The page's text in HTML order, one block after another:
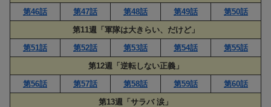
第46話 第47話 第48話 第49話
第50話
第11週「軍隊は大きらい、だけど」
第51話
第52話 第53話 第54話
第55話
第12週「逆転しない正義」
第56話
第57話 第58話 第59話
第60話
第13週「サラバ 涙」